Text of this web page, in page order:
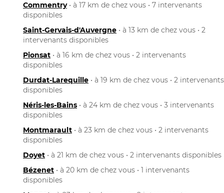
Commentry• à 17 km de chez vous • 7 intervenants
disponibles
Saint-Gervais-d'Auvergne • à 13 km de chez vous • 2
intervenants disponibles
Pionsat • à 16 km de chez vous • 2 intervenants
disponibles
Durdat-Larequille • à 19 km de chez vous • 2 intervenants
disponibles
Néris-les-Bains • à 24 km de chez vous • 3 intervenants
disponibles
Montmarault • à 23 km de chez vous • 2 intervenants
disponibles
Doyet • à 21 km de chez vous • 2 intervenants disponibles
Bézenet • à 20 km de chez vous • 1 intervenants
disponibles